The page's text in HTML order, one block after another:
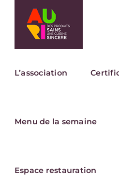
contenu
L’association
Menu de la semaine
Espace restauration